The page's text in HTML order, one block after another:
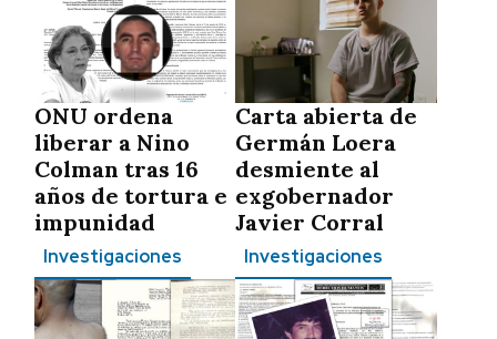
ONU ordena
liberar a Nino
Colman tras 16
años de tortura e
impunidad
Carta abierta de
Germán Loera
desmiente al
exgobernador
Javier Corral
Investigaciones Investigaciones